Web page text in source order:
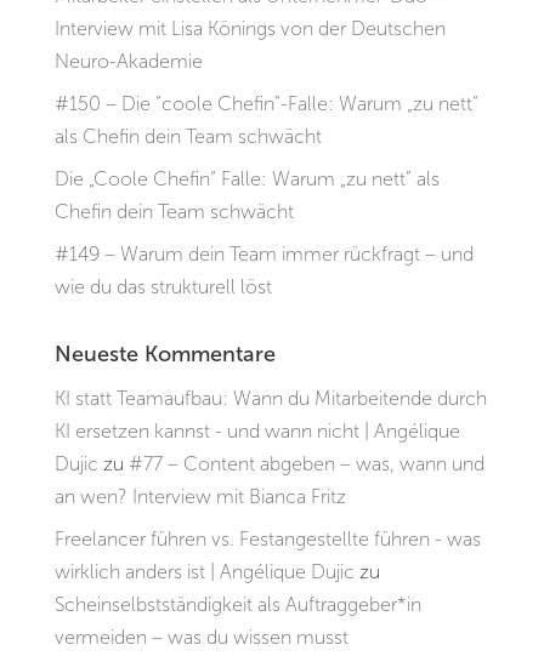
Interview mit Lisa Könings von der Deutschen
Neuro-Akademie
#150 – Die “coole Chefin”-Falle: Warum „zu nett“
als Chefin dein Team schwächt
Die „Coole Chefin“ Falle: Warum „zu nett“ als
Chefin dein Team schwächt
#149 – Warum dein Team immer rückfragt – und
wie du das strukturell löst
Neueste Kommentare
KI statt Teamaufbau: Wann du Mitarbeitende durch
KI ersetzen kannst - und wann nicht | Angélique
Dujic zu #77 – Content abgeben – was, wann und
an wen? Interview mit Bianca Fritz
Freelancer führen vs. Festangestellte führen - was
wirklich anders ist | Angélique Dujic zu
Scheinselbstständigkeit als Auftraggeber*in
vermeiden – was du wissen musst